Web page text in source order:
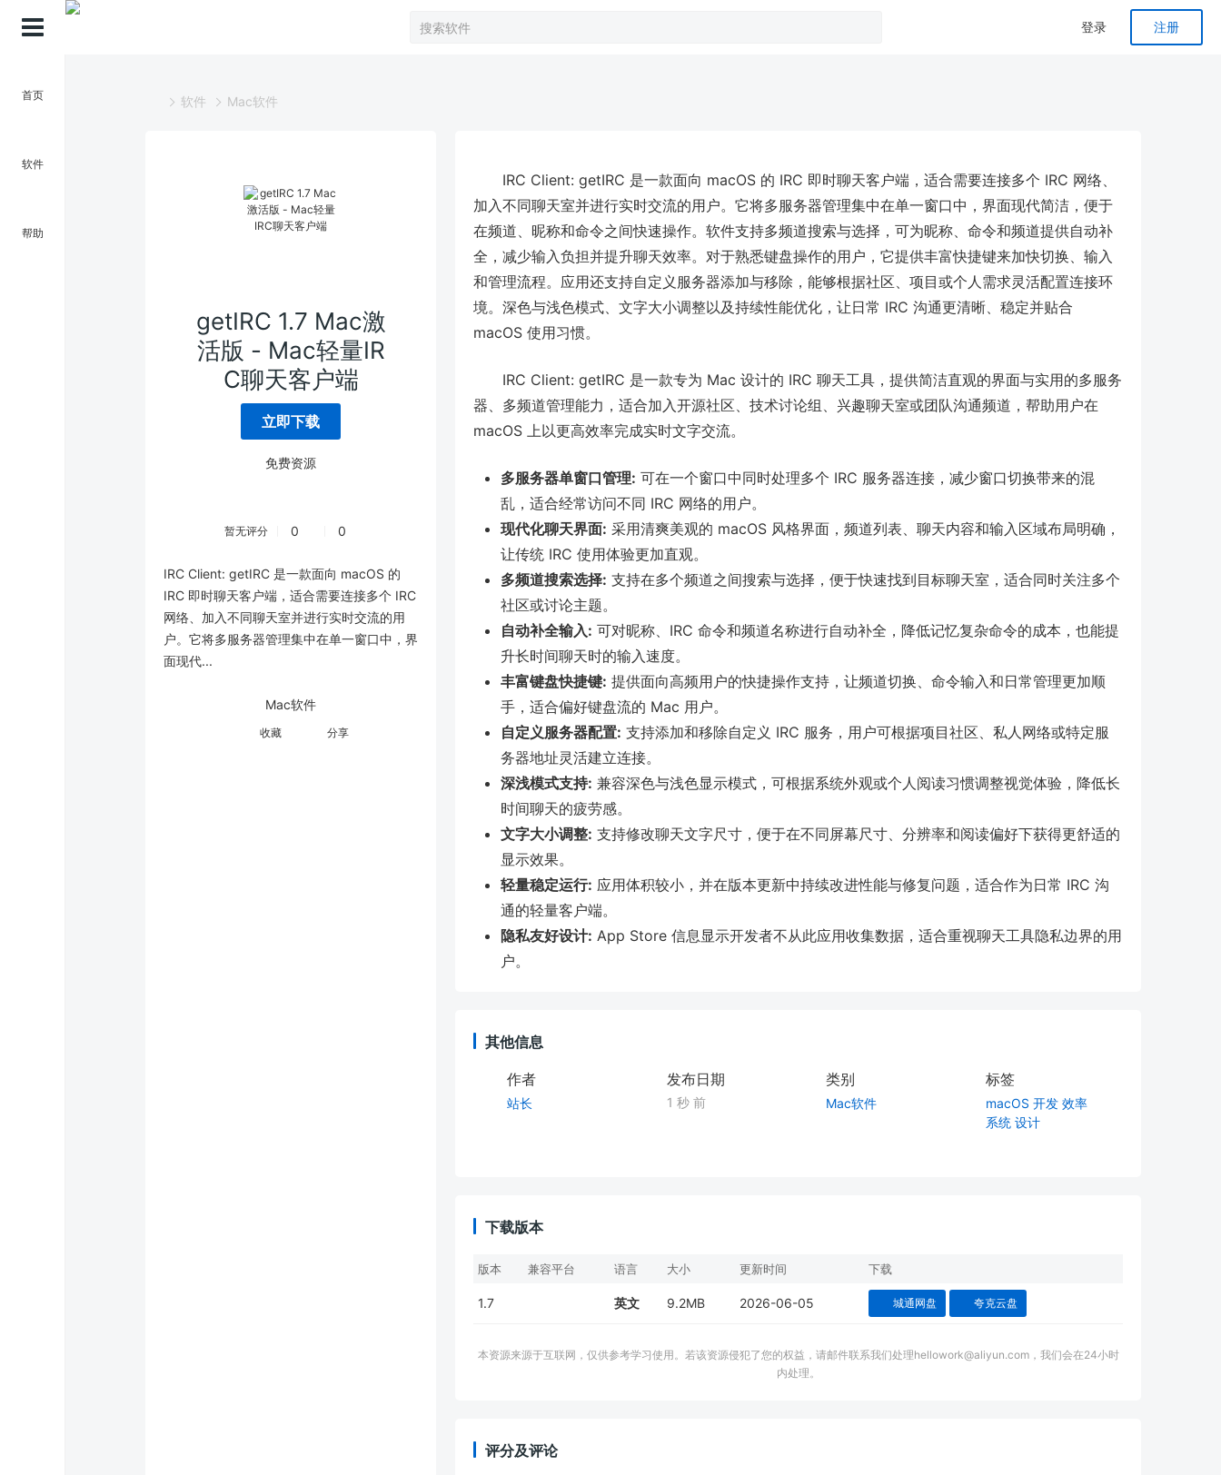
登录 注册
软件 Mac软件
getIRC 1.7 Mac激
活版 - Mac轻量IR
C聊天客户端
立即下载
免费资源
暂无评分 0 0
IRC Client: getIRC 是一款面向 macOS 的
IRC 即时聊天客户端，适合需要连接多个 IRC
网络、加入不同聊天室并进行实时交流的用
户。它将多服务器管理集中在单一窗口中，界
面现代...
Mac软件
分享
IRC Client: getIRC 是一款面向 macOS 的 IRC 即时聊天客户端，适合需要连接多个 IRC 网络、
加入不同聊天室并进行实时交流的用户。它将多服务器管理集中在单一窗口中，界面现代简洁，便于
在频道、昵称和命令之间快速操作。软件支持多频道搜索与选择，可为昵称、命令和频道提供自动补
全，减少输入负担并提升聊天效率。对于熟悉键盘操作的用户，它提供丰富快捷键来加快切换、输入
和管理流程。应用还支持自定义服务器添加与移除，能够根据社区、项目或个人需求灵活配置连接环
境。深色与浅色模式、文字大小调整以及持续性能优化，让日常 IRC 沟通更清晰、稳定并贴合
macOS 使用习惯。
IRC Client: getIRC 是一款专为 Mac 设计的 IRC 聊天工具，提供简洁直观的界面与实用的多服务
器、多频道管理能力，适合加入开源社区、技术讨论组、兴趣聊天室或团队沟通频道，帮助用户在
macOS 上以更高效率完成实时文字交流。
多服务器单窗口管理: 可在一个窗口中同时处理多个 IRC 服务器连接，减少窗口切换带来的混
乱，适合经常访问不同 IRC 网络的用户。
现代化聊天界面: 采用清爽美观的 macOS 风格界面，频道列表、聊天内容和输入区域布局明确，
让传统 IRC 使用体验更加直观。
多频道搜索选择: 支持在多个频道之间搜索与选择，便于快速找到目标聊天室，适合同时关注多个
社区或讨论主题。
自动补全输入: 可对昵称、IRC 命令和频道名称进行自动补全，降低记忆复杂命令的成本，也能提
升长时间聊天时的输入速度。
丰富键盘快捷键: 提供面向高频用户的快捷操作支持，让频道切换、命令输入和日常管理更加顺
手，适合偏好键盘流的 Mac 用户。
自定义服务器配置: 支持添加和移除自定义 IRC 服务，用户可根据项目社区、私人网络或特定服
务器地址灵活建立连接。
深浅模式支持: 兼容深色与浅色显示模式，可根据系统外观或个人阅读习惯调整视觉体验，降低长
时间聊天的疲劳感。
文字大小调整: 支持修改聊天文字尺寸，便于在不同屏幕尺寸、分辨率和阅读偏好下获得更舒适的
显示效果。
轻量稳定运行: 应用体积较小，并在版本更新中持续改进性能与修复问题，适合作为日常 IRC 沟
通的轻量客户端。
隐私友好设计: App Store 信息显示开发者不从此应用收集数据，适合重视聊天工具隐私边界的用
户。
其他信息
作者
站长
发布日期
1 秒 前
类别
Mac软件
标签
macOS 开发 效率
系统 设计
下载版本
版本 兼容平台 语言 大小 更新时间 下载
1.7 英文 9.2MB 2026-06-05 城通网盘 夸克云盘
本资源来源于互联网，仅供参考学习使用。若该资源侵犯了您的权益，请邮件联系我们处理hellowork@aliyun.com，我们会在24小时
内处理。
评分及评论
首页
软件
帮助